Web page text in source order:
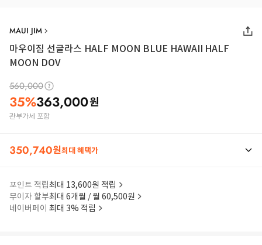
MAUI JIM
마우이짐 선글라스 HALF MOON BLUE HAWAII HALF
MOON DOV
560,000
35%363,000원
관부가세 포함
350,740원최대 혜택가
포인트 적립최대 13,600원 적립
무이자 할부최대 6개월 / 월 60,500원
네이버페이 최대 3% 적립